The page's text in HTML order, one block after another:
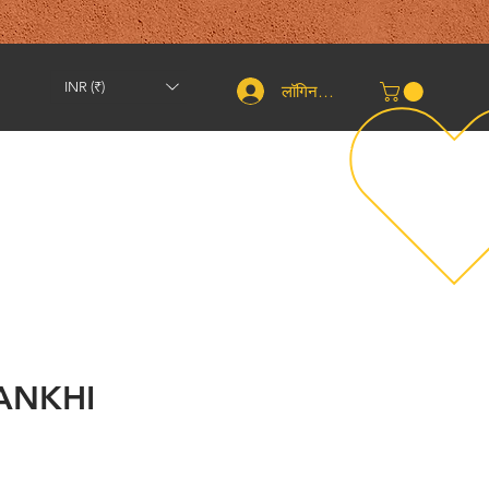
INR (₹) लॉगिन करें
More